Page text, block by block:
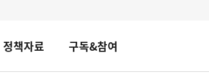
정책자료 구독&참여